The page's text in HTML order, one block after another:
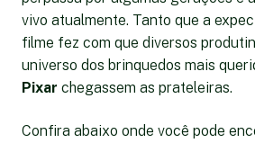
vivo atualmente. Tanto que a
filme fez com que diversos
universo dos brinquedos mais
Pixar chegassem as prateleiras.
Confira abaixo onde você pode